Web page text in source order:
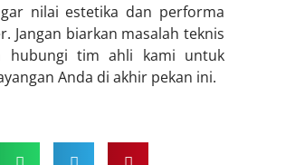
nilai estetika dan performa
Jangan biarkan masalah teknis
hubungi tim ahli kami untuk
Anda di akhir pekan ini.